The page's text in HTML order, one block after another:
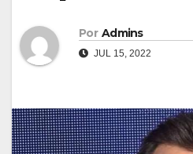
Por Admins
JUL 15, 2022